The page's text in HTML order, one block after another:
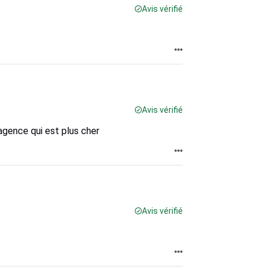
Avis vérifié
Avis vérifié
qui est plus cher
Avis vérifié